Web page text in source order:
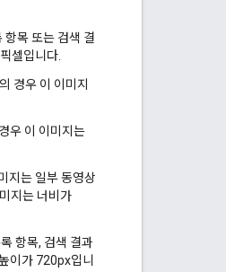
목 또는 검색 결
셀입니다.
경우 이 이미지
우 이 이미지는
지는 일부 동영상
지는 너비가
항목, 검색 결과
이가 720px입니